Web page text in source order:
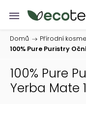
Domů / Přírodní
100% Pure Puristry
100% Pure
Yerba Mate